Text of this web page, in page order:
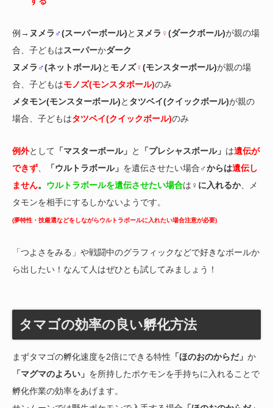
例→ ヌメラ ♂(スーパーボール)と ヌメラ ♀(ダークボール)が親の場
合、子どもはスーパーかダーク
ヌメラ ♂(ネットボール)と モノズ♀(モンスターボール)が親の場
合、子どもはモノズ(モンスタボール)のみ
メタモン(モンスターボール)と タツベイ(クイックボール)が親の
場合、子どもはタツベイ(クイックボール)のみ
例外として 「マスターボール」 と 「プレシャスボール」 は遺伝が
できず、 「ウルトラボール」 を遺伝させたい場合♂からは遺伝し
ません。 ウルトラボールを遺伝させたい場合は ♀に入れるか、メ
タモンを相手にするしかないようです。
(夢特性・技厳選などをしながらウルトラボールに入れたい場合注意が必要)
「つよさをみる」や戦闘中のグラフィックなどで好きなボールか
ら出したい！なんて人はぜひとも試してみましょう！
タマゴの効率の良い孵化方法
まずタマゴの孵化速度を2倍にできる特性 「ほのおのからだ」 か
「マグマのよろい」 を所持したポケモンを手持ちに入れることで
孵化作業の効率をあげます。